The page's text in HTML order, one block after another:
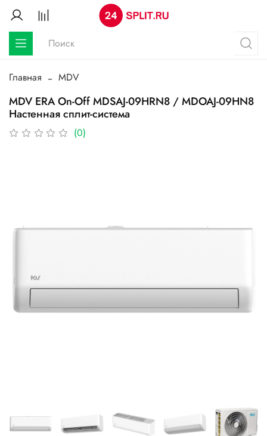
Главная MDV
MDV ERA On-Off MDSAJ-09HRN8 / MDOAJ-09HN8
Настенная сплит-система
(0)